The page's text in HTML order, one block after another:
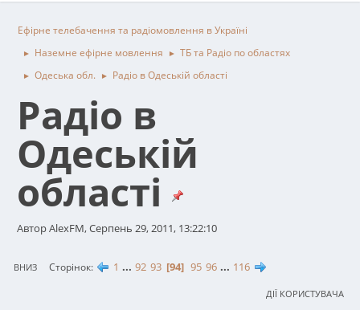
Ефірне телебачення та радіомовлення в Україні
► Наземне ефірне мовлення ► ТБ та Радіо по областях
► Одеська обл. ► Радіо в Одеській області
Радіо в
Одеській
області
Автор AlexFM, Серпень 29, 2011, 13:22:10
ВНИЗ Сторінок 1 ... 92 93 94 95 96 ... 116
ДІЇ КОРИСТУВАЧА